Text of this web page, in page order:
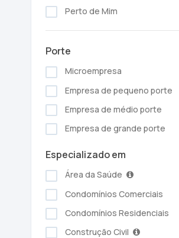
Perto de Mim
Porte
Microempresa
Empresa de pequeno porte
Empresa de médio porte
Empresa de grande porte
Especializado em
Área da Saúde
Condomínios Comerciais
Condomínios Residenciais
Construção Civil